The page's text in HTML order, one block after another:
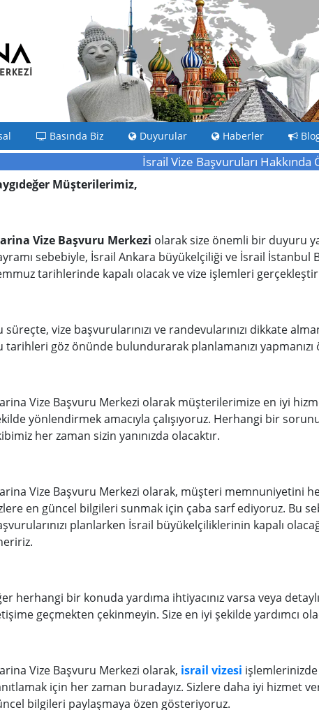
Basında Biz Duyurular Haberler
İsrail Vize Başvuruları
Müşterilerimiz,
Vize Başvuru Merkezi olarak size önemli bir duyuru
sebebiyle, İsrail Ankara büyükelçiliği ve İsrail İstanbul
tarihlerinde kapalı olacak ve vize işlemleri
süreçte, vize başvurularınızı ve randevularınızı dikkate
tarihleri göz önünde bulundurarak planlamanızı yapmanızı
Vize Başvuru Merkezi olarak müşterilerimize en iyi
yönlendirmek amacıyla çalışıyoruz. Herhangi bir
her zaman sizin yanınızda olacaktır.
Vize Başvuru Merkezi olarak, müşteri memnuniyetini
en güncel bilgileri sunmak için çaba sarf ediyoruz. Bu
planlarken İsrail büyükelçiliklerinin kapalı
herhangi bir konuda yardıma ihtiyacınız varsa veya
geçmekten çekinmeyin. Size en iyi şekilde yardımcı
Vize Başvuru Merkezi olarak, israil vizesi işlemlerinizde
için her zaman buradayız. Sizlere daha iyi hizmet
bilgileri paylaşmaya özen gösteriyoruz.